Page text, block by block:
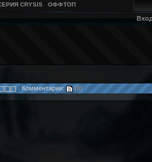
CRYSIS ОФФТОП
Комментарии: (0)